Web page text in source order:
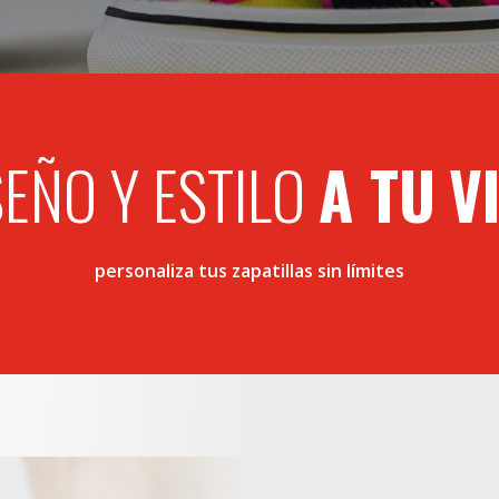
Y ESTILOA TU
personaliza tus zapatillas sin límites